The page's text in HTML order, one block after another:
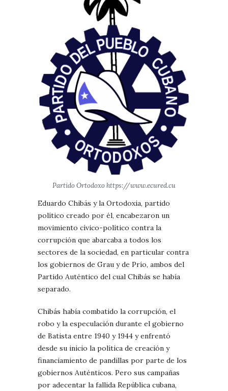
Partido Ortodoxo https://www.ecured.cu
Eduardo Chibás y la Ortodoxia, partido
político creado por él, encabezaron un
movimiento cívico-político contra la
corrupción que abarcaba a todos los
sectores de la sociedad, en particular contra
los gobiernos de Grau y de Prío, ambos del
Partido Auténtico del cual Chibás se había
separado.
Chibás había combatido la corrupción, el
robo y la especulación durante el gobierno
de Batista entre 1940 y 1944 y enfrentó
desde su inicio la política de creación y
financiamiento de pandillas por parte de los
gobiernos Auténticos. Pero sus campañas
por adecentar la fallida República cubana,